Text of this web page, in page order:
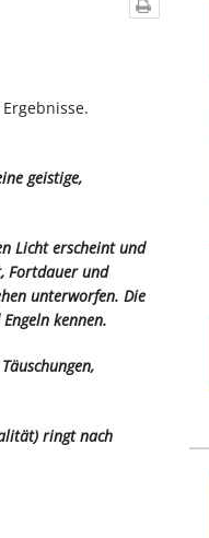
geistige,
Licht erscheint und
Fortdauer und
unterworfen. Die
kennen.
ringt nach